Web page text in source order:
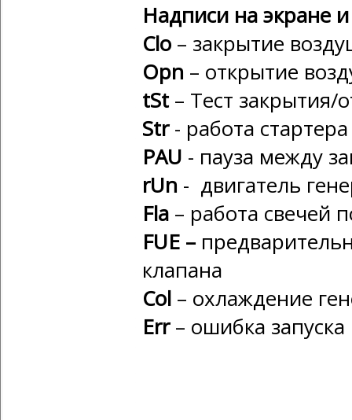
Надписи на экране
Clo – закрытие
Opn – открытие
tSt – Тест закрытия/
Str- работа
PAU - пауза между
rUn - двигатель
Fla – работа свечей
FUE –
клапана
Col – охлаждение
Err– ошибка запуска